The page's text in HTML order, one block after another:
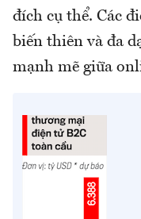
đích cụ thể. Các
biến thiên và đa
mạnh mẽ giữa